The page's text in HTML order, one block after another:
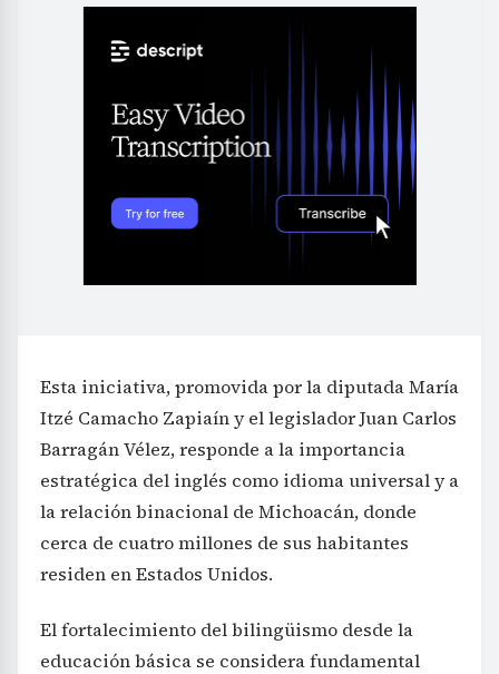
Esta iniciativa, promovida por la diputada María
Itzé Camacho Zapiaín y el legislador Juan Carlos
Barragán Vélez, responde a la importancia
estratégica del inglés como idioma universal y a
la relación binacional de Michoacán, donde
cerca de cuatro millones de sus habitantes
residen en Estados Unidos.
El fortalecimiento del bilingüismo desde la
educación básica se considera fundamental